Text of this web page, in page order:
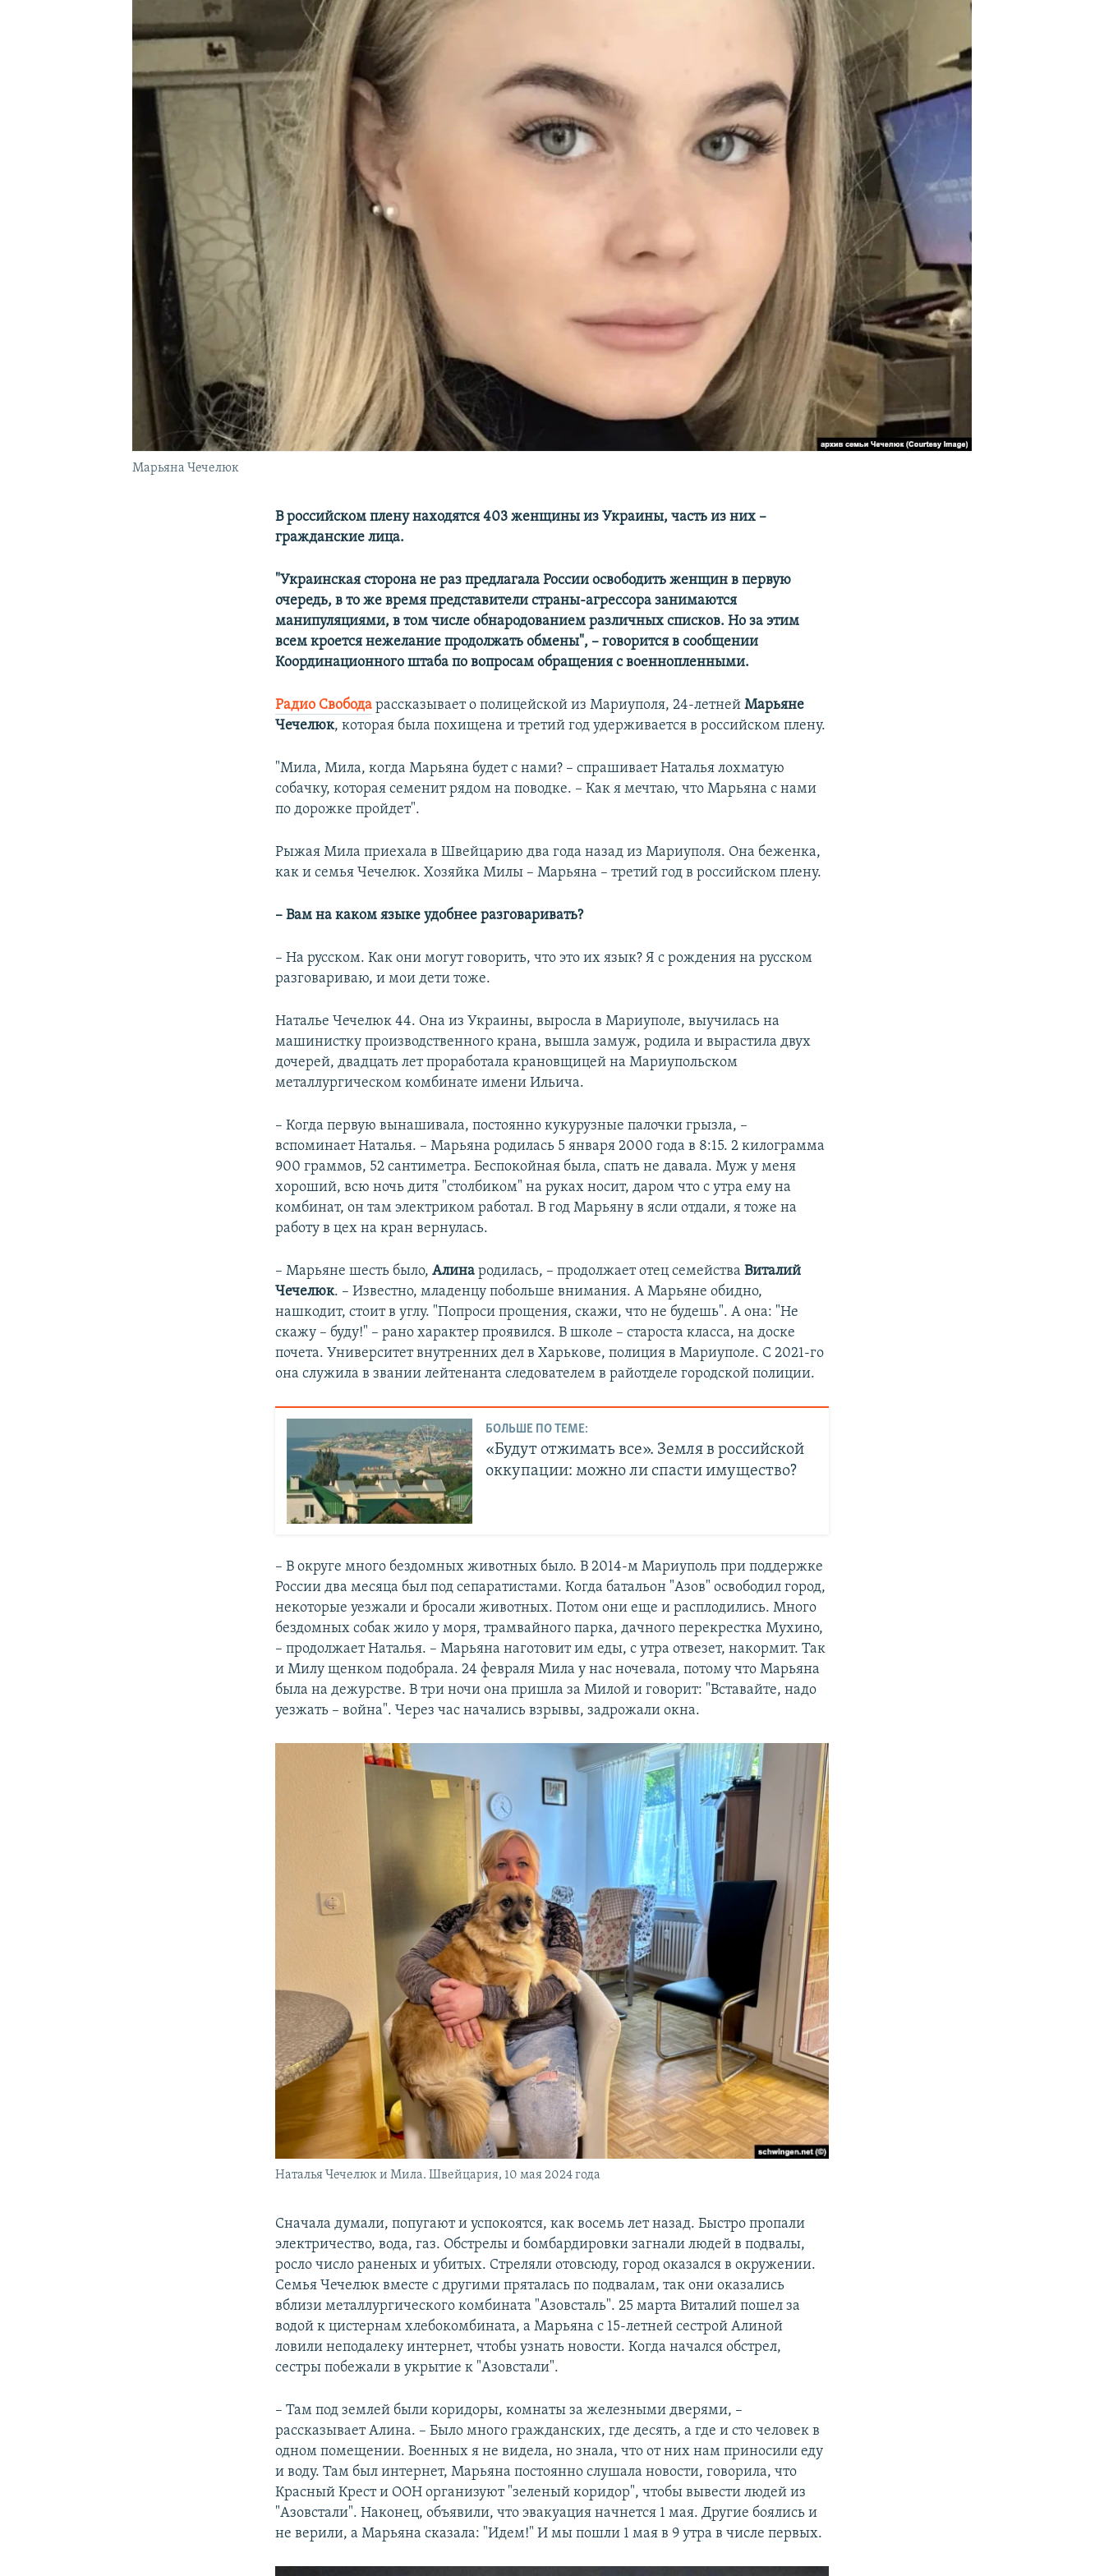
КРЫМ.НЕПОКОРЕННЫЙ
УКРАИНСКАЯ ПРОБЛЕМА КРЫМА
Марьяна Чечелюк
В российском плену находятся 403 женщины из Украины, часть из них –
гражданские лица.
"Украинская сторона не раз предлагала России освободить женщин в первую
очередь, в то же время представители страны-агрессора занимаются
манипуляциями, в том числе обнародованием различных списков. Но за этим
всем кроется нежелание продолжать обмены", – говорится в сообщении
Координационного штаба по вопросам обращения с военнопленными.
Радио Свобода рассказывает о полицейской из Мариуполя, 24-летнейМарьяне
Чечелюк, которая была похищена и третий год удерживается в российском плену.
"Мила, Мила, когда Марьяна будет с нами? – спрашивает Наталья лохматую
собачку, которая семенит рядом на поводке. – Как я мечтаю, что Марьяна с нами
по дорожке пройдет".
Рыжая Мила приехала в Швейцарию два года назад из Мариуполя. Она беженка,
как и семья Чечелюк. Хозяйка Милы – Марьяна – третий год в российском плену.
– Вам на каком языке удобнее разговаривать?
– На русском. Как они могут говорить, что это их язык? Я с рождения на русском
разговариваю, и мои дети тоже.
Наталье Чечелюк 44. Она из Украины, выросла в Мариуполе, выучилась на
машинистку производственного крана, вышла замуж, родила и вырастила двух
дочерей, двадцать лет проработала крановщицей на Мариупольском
металлургическом комбинате имени Ильича.
– Когда первую вынашивала, постоянно кукурузные палочки грызла, –
вспоминает Наталья. – Марьяна родилась 5 января 2000 года в 8:15. 2 килограмма
900 граммов, 52 сантиметра. Беспокойная была, спать не давала. Муж у меня
хороший, всю ночь дитя "столбиком" на руках носит, даром что с утра ему на
комбинат, он там электриком работал. В год Марьяну в ясли отдали, я тоже на
работу в цех на кран вернулась.
– Марьяне шесть было,Алина родилась, – продолжает отец семейства Виталий
Чечелюк. – Известно, младенцу побольше внимания. А Марьяне обидно,
нашкодит, стоит в углу. "Попроси прощения, скажи, что не будешь". А она: "Не
скажу – буду!" – рано характер проявился. В школе – староста класса, на доске
почета. Университет внутренних дел в Харькове, полиция в Мариуполе. С 2021-го
она служила в звании лейтенанта следователем в райотделе городской полиции.
БОЛЬШЕ ПО ТЕМЕ:
«Будут отжимать все». Земля в российской
оккупации: можно ли спасти имущество?
– В округе много бездомных животных было. В 2014-м Мариуполь при поддержке
России два месяца был под сепаратистами. Когда батальон "Азов" освободил город,
некоторые уезжали и бросали животных. Потом они еще и расплодились. Много
бездомных собак жило у моря, трамвайного парка, дачного перекрестка Мухино,
– продолжает Наталья. – Марьяна наготовит им еды, с утра отвезет, накормит. Так
и Милу щенком подобрала. 24 февраля Мила у нас ночевала, потому что Марьяна
была на дежурстве. В три ночи она пришла за Милой и говорит: "Вставайте, надо
уезжать – война". Через час начались взрывы, задрожали окна.
Наталья Чечелюк и Мила. Швейцария, 10 мая 2024 года
Сначала думали, попугают и успокоятся, как восемь лет назад. Быстро пропали
электричество, вода, газ. Обстрелы и бомбардировки загнали людей в подвалы,
росло число раненых и убитых. Стреляли отовсюду, город оказался в окружении.
Семья Чечелюк вместе с другими пряталась по подвалам, так они оказались
вблизи металлургического комбината "Азовсталь". 25 марта Виталий пошел за
водой к цистернам хлебокомбината, а Марьяна с 15-летней сестрой Алиной
ловили неподалеку интернет, чтобы узнать новости. Когда начался обстрел,
сестры побежали в укрытие к "Азовстали".
– Там под землей были коридоры, комнаты за железными дверями, –
рассказывает Алина. – Было много гражданских, где десять, а где и сто человек в
одном помещении. Военных я не видела, но знала, что от них нам приносили еду
и воду. Там был интернет, Марьяна постоянно слушала новости, говорила, что
Красный Крест и ООН организуют "зеленый коридор", чтобы вывести людей из
"Азовстали". Наконец, объявили, что эвакуация начнется 1 мая. Другие боялись и
не верили, а Марьяна сказала: "Идем!" И мы пошли 1 мая в 9 утра в числе первых.